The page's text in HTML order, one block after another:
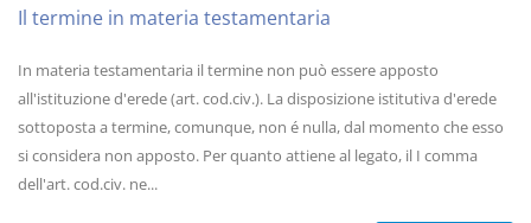
Il termine in materia testamentaria
In materia testamentaria il termine non può essere apposto
all'istituzione d'erede (art. cod.civ.). La disposizione istitutiva d'erede
sottoposta a termine, comunque, non é nulla, dal momento che esso
si considera non apposto. Per quanto attiene al legato, il I comma
dell'art. cod.civ. ne...